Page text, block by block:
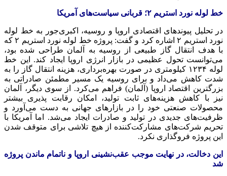
خط لوله نورد استریم ۲؛ قربانی سیاست‌های آمریکا
در تحلیل پیوندهای اقتصادی اروپا و روسیه، اکبری‌جور به خط لوله
نورد استریم ۲ اشاره کرد و گفت: پروژه خط لوله نورد استریم ۲ که
با هدف انتقال گاز طبیعی از روسیه به آلمان طراحی شده بود،
می‌توانست تحول عظیمی در بازار انرژی اروپا ایجاد کند. این خط
لوله ۱۲۳۴ کیلومتری در صورت بهره‌برداری، هزینه انتقال گاز را به
شدت کاهش می‌داد و برای روسیه یک مسیر مطمئن صادراتی به
بزرگترین اقتصاد اروپا (آلمان) فراهم می‌کرد. از سوی دیگر، آلمان
نیز با کاهش هزینه‌های ثابت تولید، امکان رقابت پذیری بیشتر
محصولات صنعتی خود را در بازارهای جهانی به دست می‌آورد و
ظرفیت‌های جدیدی در تولید و صادرات ایجاد می‌شد. اما آمریکا با
تحریم شرکت‌های مشارکت‌کننده از هیچ تلاشی برای متوقف شدن
این پروژه فروگذاری نکرد.
این دخالت، در نهایت موجب عقب‌نشینی اروپا و ناتمام ماندن پروژه
شد